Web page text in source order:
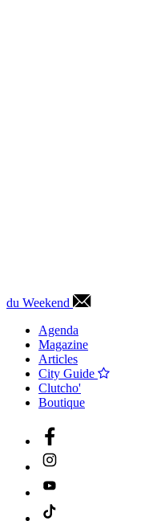
du Weekend
Agenda
Magazine
Articles
City Guide
Clutcho'
Boutique